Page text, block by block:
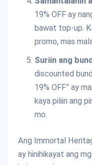
19% OFF ay
bawat top-up.
promo, mas
Suriin ang
discounted
19% OFF” ay
kaya piliin ang
mo.
Ang Immortal
ay hinihikayat ang